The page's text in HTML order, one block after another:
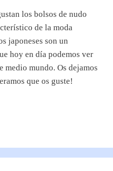
los bolsos de nudo
de la moda
japoneses son un
hoy en día podemos ver
medio mundo. Os dejamos
que os guste!